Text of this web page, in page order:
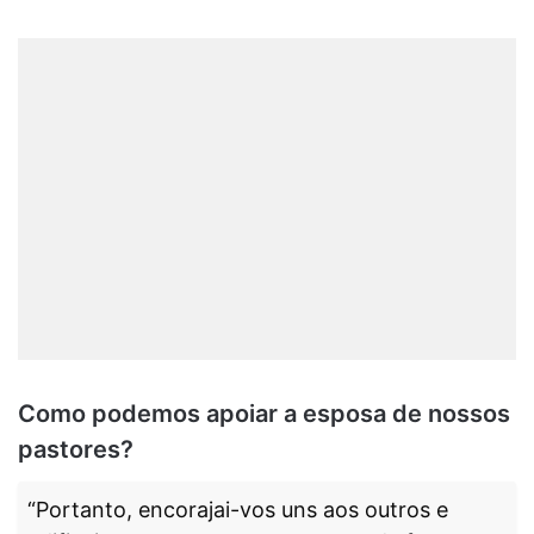
Como podemos apoiar a esposa de nossos
pastores?
“Portanto, encorajai-vos uns aos outros e